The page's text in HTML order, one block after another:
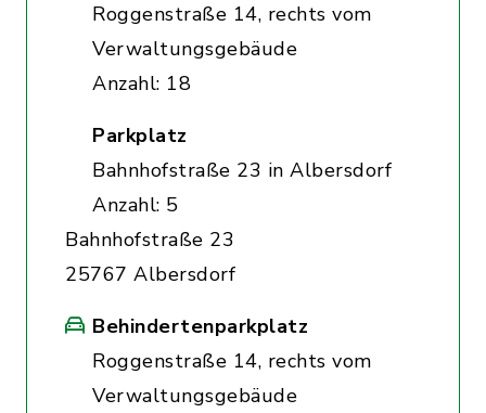
Roggenstraße 14, rechts vom
Verwaltungsgebäude
Anzahl: 18
Parkplatz
Bahnhofstraße 23 in Albersdorf
Anzahl: 5
Bahnhofstraße 23
25767 Albersdorf
Behindertenparkplatz
Roggenstraße 14, rechts vom
Verwaltungsgebäude